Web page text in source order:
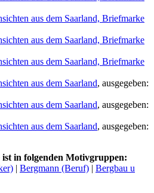
aus dem Saarland, Briefmarke
aus dem Saarland, Briefmarke
aus dem Saarland, Briefmarke
aus dem Saarland, ausgegeben:
aus dem Saarland, ausgegeben:
aus dem Saarland, ausgegeben:
in folgenden Motivgruppen:
| Bergmann (Beruf) | Bergbau u